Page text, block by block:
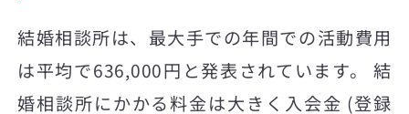
結婚相談所は、最大手での年間での活動費用
は平均で636,000円と発表されています。 結
婚相談所にかかる料金は大きく入会金 (登録